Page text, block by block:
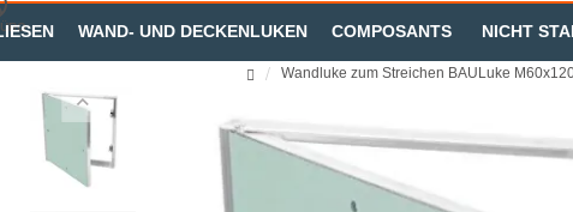
WAND- UND DECKENLUKEN COMPOSANTS NICHT
Wandluke zum Streichen BAULuke